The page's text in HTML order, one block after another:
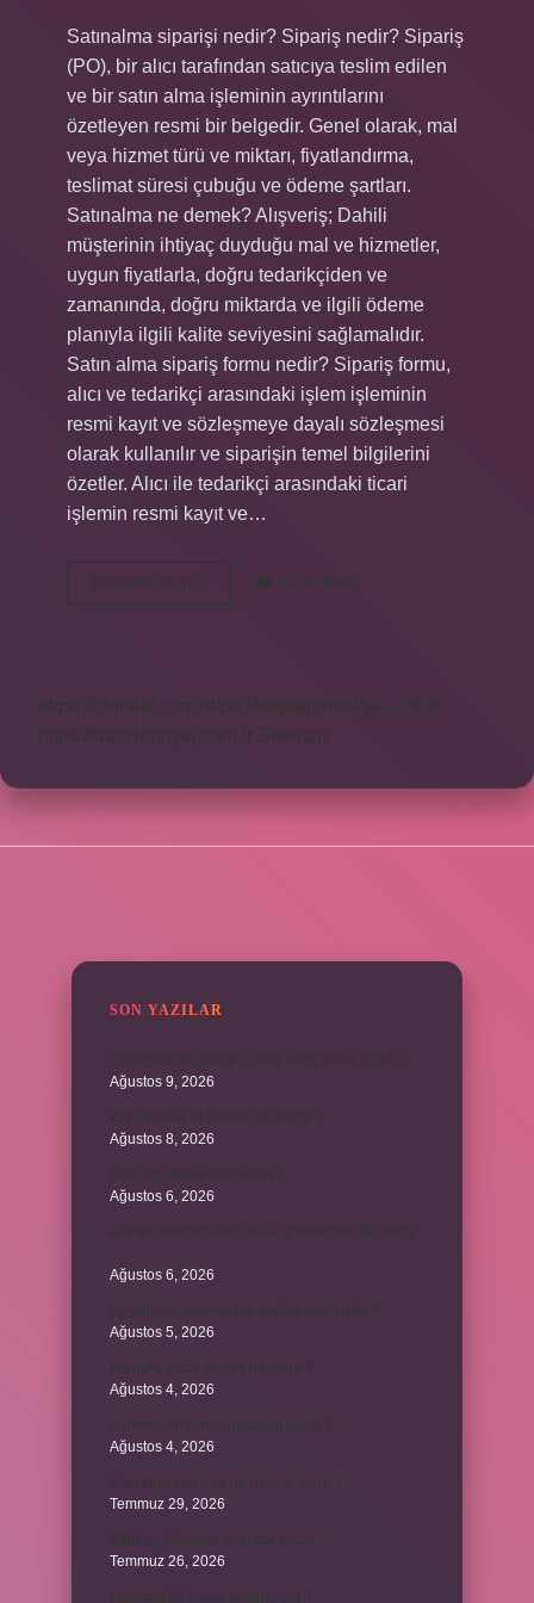
Satınalma siparişi nedir? Sipariş nedir? Sipariş
(PO), bir alıcı tarafından satıcıya teslim edilen
ve bir satın alma işleminin ayrıntılarını
özetleyen resmi bir belgedir. Genel olarak, mal
veya hizmet türü ve miktarı, fiyatlandırma,
teslimat süresi çubuğu ve ödeme şartları.
Satınalma ne demek? Alışveriş; Dahili
müşterinin ihtiyaç duyduğu mal ve hizmetler,
uygun fiyatlarla, doğru tedarikçiden ve
zamanında, doğru miktarda ve ilgili ödeme
planıyla ilgili kalite seviyesini sağlamalıdır.
Satın alma sipariş formu nedir? Sipariş formu,
alıcı ve tedarikçi arasındaki işlem işleminin
resmi kayıt ve sözleşmeye dayalı sözleşmesi
olarak kullanılır ve siparişin temel bilgilerini
özetler. Alıcı ile tedarikçi arasındaki ticari
işlemin resmi kayıt ve…
Devamını okuyun
Satınalma
Siparişi
Yorum Bırak
https://obirsite.com
https://beysanmobilya.com.tr
https://bastdebriyaj.com.tr Sitemap
SON YAZILAR
Ağustos 9, 2026
Ağustos 8, 2026
Ağustos 6, 2026
Ağustos 6, 2026
Ağustos 5, 2026
Ağustos 4, 2026
Ağustos 4, 2026
Temmuz 29, 2026
Temmuz 26, 2026